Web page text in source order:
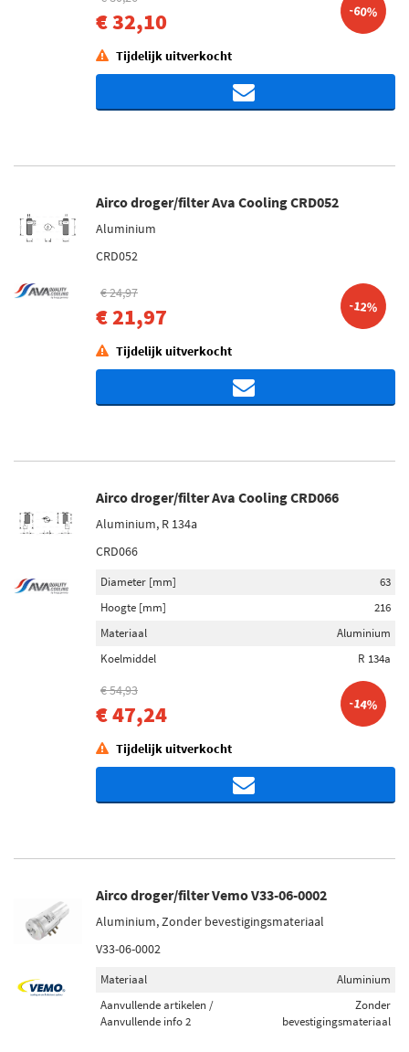
€ 32,10 -60%
Tijdelijk uitverkocht
Airco droger/filter Ava Cooling CRD052
Aluminium
CRD052
€ 24,97
€ 21,97 -12%
Tijdelijk uitverkocht
Airco droger/filter Ava Cooling CRD066
Aluminium, R 134a
CRD066
Diameter [mm]
63
Hoogte [mm]
216
Materiaal
Aluminium
Koelmiddel
R 134a
€ 54,93
€ 47,24 -14%
Tijdelijk uitverkocht
Airco droger/filter Vemo V33-06-0002
Aluminium, Zonder bevestigingsmateriaal
V33-06-0002
Materiaal
Aluminium
Aanvullende artikelen /
Aanvullende info 2
Zonder
bevestigingsmateriaal